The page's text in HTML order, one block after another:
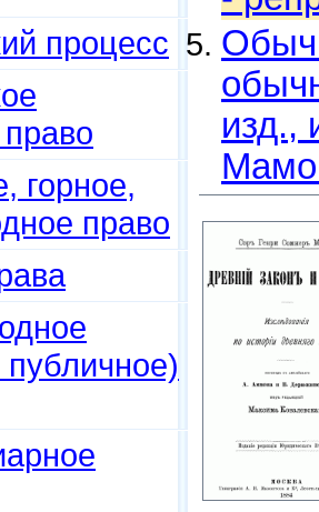
процесс
горное,
право
публичное)
изд.,